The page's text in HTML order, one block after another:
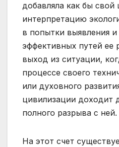
добавляла как бы свой
интерпретацию
в попытки выявления и
эффективных путей
выход из ситуации,
процессе своего
или духовного
цивилизации доходит
полного разрыва с ней.
На этот счет